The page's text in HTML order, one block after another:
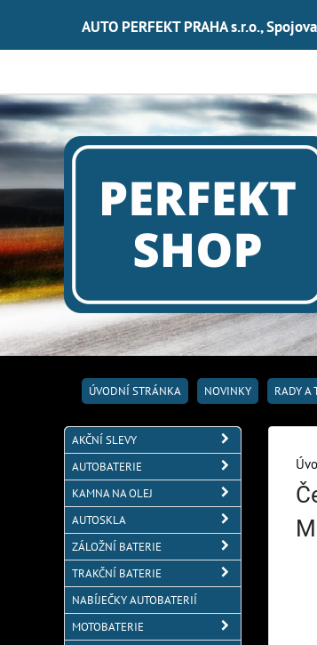
AUTO PERFEKT PRAHA s.r.o.,
ÚVODNÍ STRÁNKA NOVINKY RADY A
AKČNÍ SLEVY
AUTOBATERIE
KAMNA NA OLEJ
AUTOSKLA
ZÁLOŽNÍ BATERIE
TRAKČNÍ BATERIE
NABÍJEČKY AUTOBATERIÍ
MOTOBATERIE